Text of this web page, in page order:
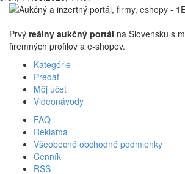
Prvý reálny aukčný portál na Slovensku s
firemných profilov a e-shopov.
Kategórie
Predať
Môj účet
Videonávody
FAQ
Reklama
Všeobecné obchodné podmienky
Cenník
RSS